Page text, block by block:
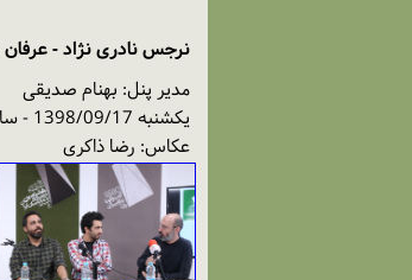
نرجس نادری نژاد - عرفان
مدیر پنل: بهنام صدیقی
یکشنبه 1398/09/17 - ساعت: 17:00
عکاس: رضا ذاکری